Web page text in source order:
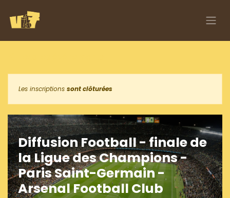
Les inscriptions sont clôturées
Diffusion Football - finale de
la Ligue des Champions -
Paris Saint-Germain -
Arsenal Football Club